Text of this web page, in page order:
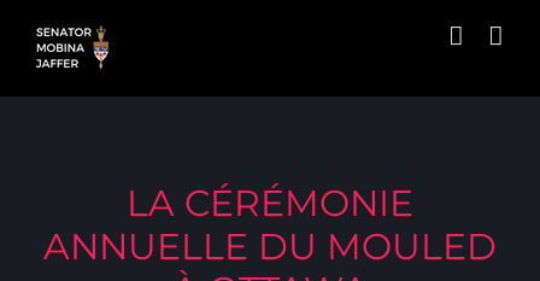
LA CÉRÉMONIE
ANNUELLE DU MOULED